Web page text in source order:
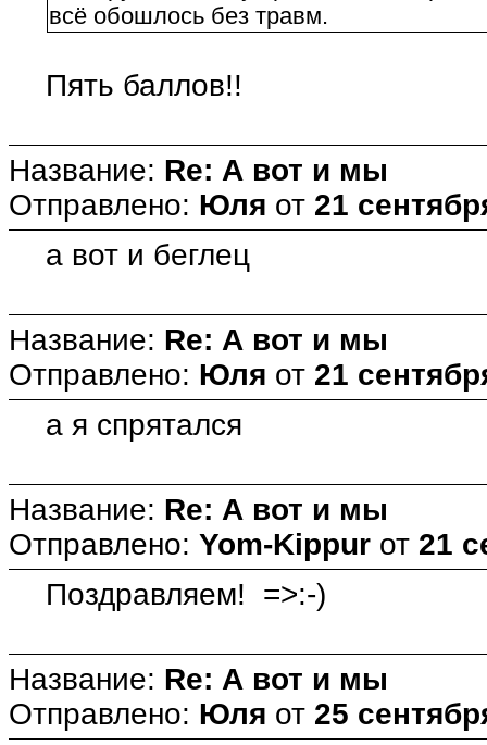
всё обошлось без травм.
Пять баллов!!
Название: Re: А вот и мы
Отправлено: Юля от 21
а вот и беглец
Название: Re: А вот и мы
Отправлено: Юля от 21
а я спрятался
Название: Re: А вот и мы
Отправлено: Yom-Kippur от 21
Поздравляем! =>:-)
Название: Re: А вот и мы
Отправлено: Юля от 25